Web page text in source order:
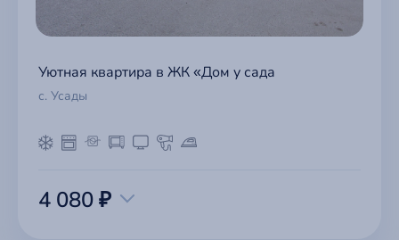
Уютная квартира в ЖК «Дом у сада
с. Усады
4 080 ₽